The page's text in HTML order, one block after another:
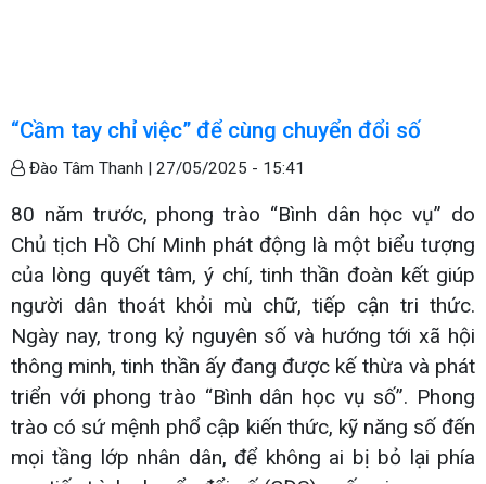
“Cầm tay chỉ việc” để cùng chuyển đổi số
Đào Tâm Thanh | 27/05/2025 - 15:41
80 năm trước, phong trào “Bình dân học vụ” do
Chủ tịch Hồ Chí Minh phát động là một biểu tượng
của lòng quyết tâm, ý chí, tinh thần đoàn kết giúp
người dân thoát khỏi mù chữ, tiếp cận tri thức.
Ngày nay, trong kỷ nguyên số và hướng tới xã hội
thông minh, tinh thần ấy đang được kế thừa và phát
triển với phong trào “Bình dân học vụ số”. Phong
trào có sứ mệnh phổ cập kiến thức, kỹ năng số đến
mọi tầng lớp nhân dân, để không ai bị bỏ lại phía